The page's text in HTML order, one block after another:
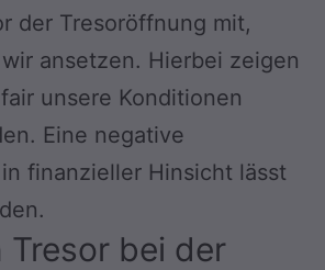
der Tresoröffnung mit,
ansetzen. Hierbei zeigen
unsere Konditionen
Eine negative
finanzieller Hinsicht lässt
Tresor bei der